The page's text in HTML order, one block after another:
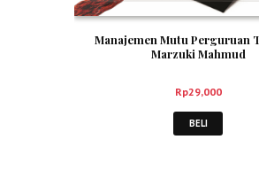
Manajemen Mutu Perguruan
Marzuki Mahmud
Rp29,000
BELI